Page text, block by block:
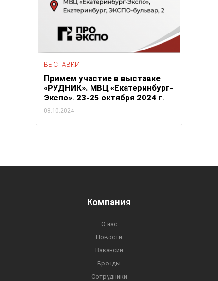
ВЫСТАВКИ
Примем участие в выставке
«РУДНИК». МВЦ «Екатеринбург-
Экспо». 23-25 октября 2024 г.
08.10.2024
Компания
О нас
Новости
Вакансии
Бренды
Сотрудники